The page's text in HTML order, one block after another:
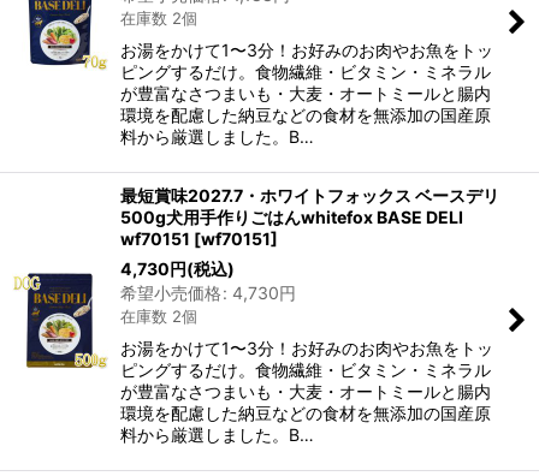
在庫数 2個
お湯をかけて1〜3分！お好みのお肉やお魚をトッ
ピングするだけ。食物繊維・ビタミン・ミネラル
が豊富なさつまいも・大麦・オートミールと腸内
環境を配慮した納豆などの食材を無添加の国産原
料から厳選しました。B…
最短賞味2027.7・ホワイトフォックス ベースデリ
500g犬用手作りごはんwhitefox BASE DELI
wf70151 [wf70151]
4,730円(税込)
希望小売価格: 4,730円
在庫数 2個
お湯をかけて1〜3分！お好みのお肉やお魚をトッ
ピングするだけ。食物繊維・ビタミン・ミネラル
が豊富なさつまいも・大麦・オートミールと腸内
環境を配慮した納豆などの食材を無添加の国産原
料から厳選しました。B…